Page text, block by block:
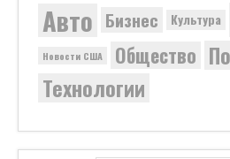
Авто Бизнес Культура
Новости США Общество
Технологии